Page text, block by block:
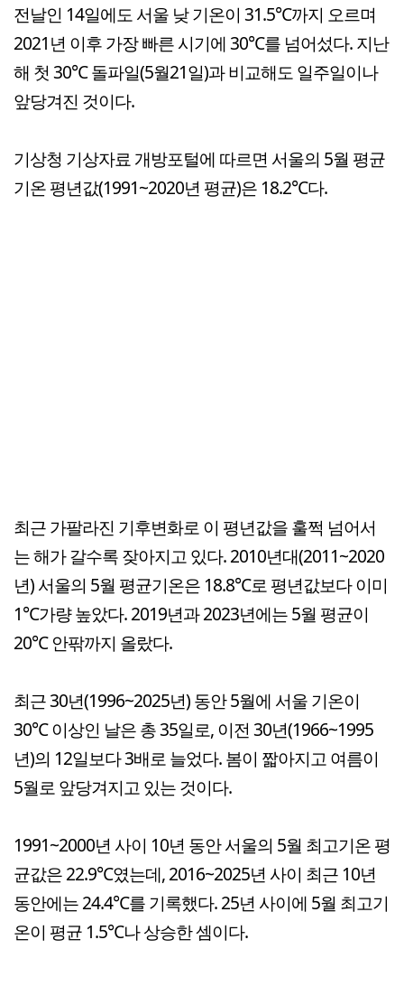
전날인 14일에도 서울 낮 기온이 31.5℃까지 오르며
2021년 이후 가장 빠른 시기에 30℃를 넘어섰다. 지난
해 첫 30℃ 돌파일(5월21일)과 비교해도 일주일이나
앞당겨진 것이다.
기상청 기상자료 개방포털에 따르면 서울의 5월 평균
기온 평년값(1991~2020년 평균)은 18.2℃다.
최근 가팔라진 기후변화로 이 평년값을 훌쩍 넘어서
는 해가 갈수록 잦아지고 있다. 2010년대(2011~2020
년) 서울의 5월 평균기온은 18.8℃로 평년값보다 이미
1℃가량 높았다. 2019년과 2023년에는 5월 평균이
20℃ 안팎까지 올랐다.
최근 30년(1996~2025년) 동안 5월에 서울 기온이
30℃ 이상인 날은 총 35일로, 이전 30년(1966~1995
년)의 12일보다 3배로 늘었다. 봄이 짧아지고 여름이
5월로 앞당겨지고 있는 것이다.
1991~2000년 사이 10년 동안 서울의 5월 최고기온 평
균값은 22.9℃였는데, 2016~2025년 사이 최근 10년
동안에는 24.4℃를 기록했다. 25년 사이에 5월 최고기
온이 평균 1.5℃나 상승한 셈이다.